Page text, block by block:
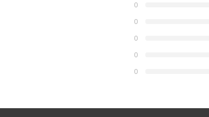
0
0
0
0
0